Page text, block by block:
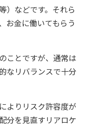
）などです。それら
お金に働いてもらう
ことですが、通常は
なリバランスで十分
よりリスク許容度が
分を見直すリアロケ